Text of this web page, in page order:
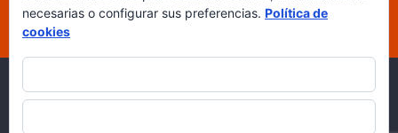
Los Miércoles + Freshlovers
Ganadores
Contacto
necesarias o configurar sus preferencias. Política de
cookies